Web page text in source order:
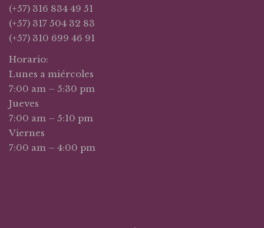
(+57) 316 834 49 51
(+57) 317 504 32 83
(+57) 310 699 46 91
Horario:
Lunes a miércoles
7:00 am – 5:30 pm
Jueves
7:00 am – 5:10 pm
Viernes
7:00 am – 4:00 pm